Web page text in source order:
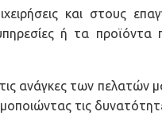
και στους
ή τα
ανάγκες των
τις